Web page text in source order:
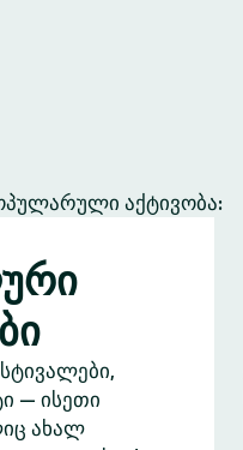
აქტივობა:
— ისეთი
ახალ